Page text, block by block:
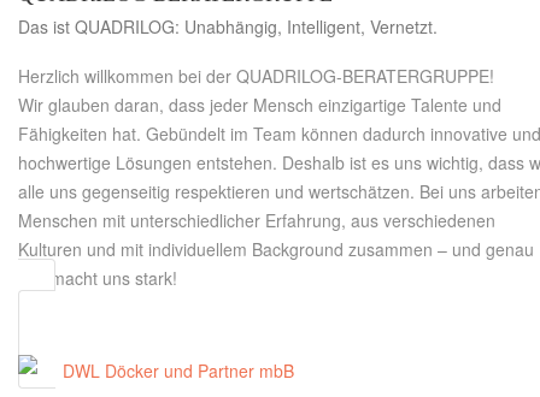
Das ist QUADRILOG: Unabhängig, Intelligent, Vernetzt.
Herzlich willkommen bei der QUADRILOG-BERATERGRUPPE!
Wir glauben daran, dass jeder Mensch einzigartige Talente und
Fähigkeiten hat. Gebündelt im Team können dadurch innovative und
hochwertige Lösungen entstehen. Deshalb ist es uns wichtig, dass
alle uns gegenseitig respektieren und wertschätzen. Bei uns
Menschen mit unterschiedlicher Erfahrung, aus verschiedenen
Kulturen und mit individuellem Background zusammen – und genau
das macht uns stark!